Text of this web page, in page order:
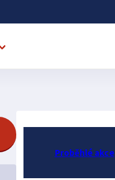
Proběhlé akce